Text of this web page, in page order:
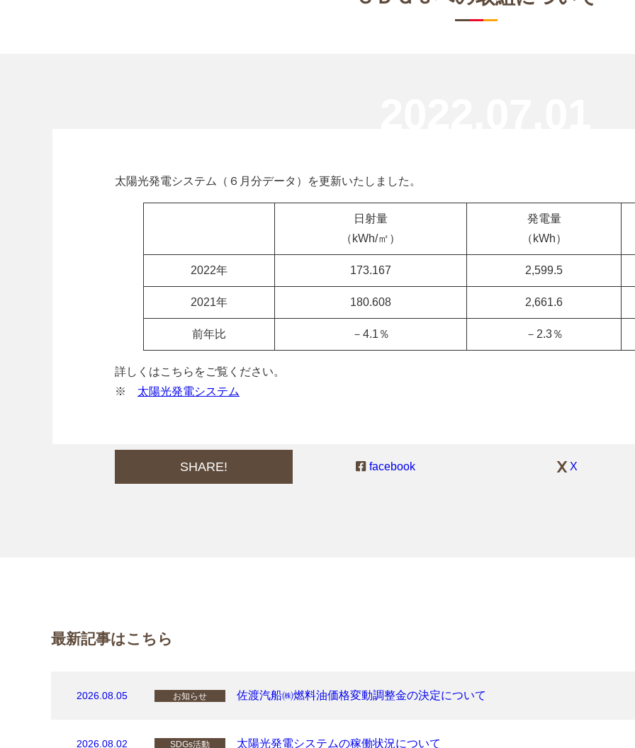
太陽光発電システム（６月分データ）を更新いたしました。
日射量
（kWh/㎡）
発電量
（kWh）
2022年 173.167 2,599.5
2021年 180.608 2,661.6
前年比 －4.1％ －2.3％
詳しくはこちらをご覧ください。
※ 太陽光発電システム
SHARE! facebook X
最新記事はこちら
2026.08.05 お知らせ 佐渡汽船㈱燃料油価格変動調整金の決定について
2026.08.02 SDGs活動 太陽光発電システムの稼働状況について